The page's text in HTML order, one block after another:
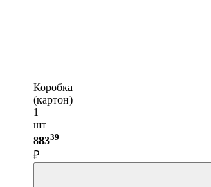
Коробка
(картон)
1
шт —
88339
₽